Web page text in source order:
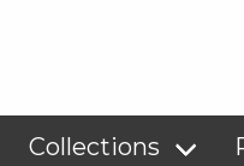
Collections